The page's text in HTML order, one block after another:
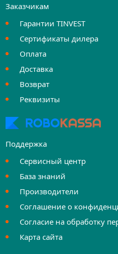
Заказчикам
Гарантии TINVEST
Сертификаты дилера
Оплата
Доставка
Возврат
Реквизиты
Поддержка
Сервисный центр
База знаний
Производители
Соглашение о
Согласие на обработку
Карта сайта